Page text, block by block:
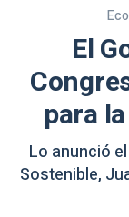
El
para
Lo anunció
Sostenible,